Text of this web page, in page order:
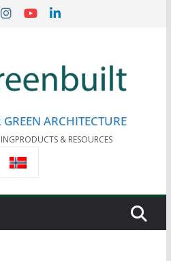
ARCHITECTURE
& RESOURCES